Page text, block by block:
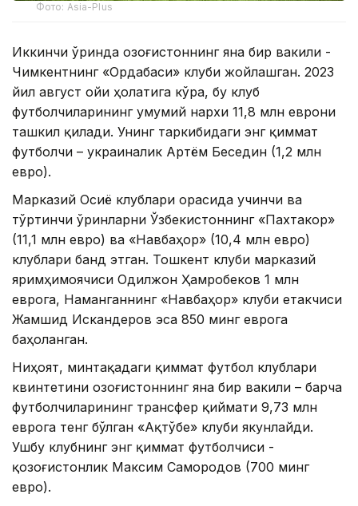
Фото: Asia-Plus
Иккинчи ўринда Қозоғистоннинг яна бир вакили -
Чимкентнинг «Ордабаси» клуби жойлашган. 2023
йил август ойи ҳолатига кўра, бу клуб
футболчиларининг умумий нархи 11,8 млн еврони
ташкил қилади. Унинг таркибидаги энг қиммат
футболчи – украиналик Артём Беседин (1,2 млн
евро).
Марказий Осиё клублари орасида учинчи ва
тўртинчи ўринларни Ўзбекистоннинг «Пахтакор»
(11,1 млн евро) ва «Навбаҳор» (10,4 млн евро)
клублари банд этган. Тошкент клуби марказий
яримҳимоячиси Одилжон Ҳамробеков 1 млн
еврога, Наманганнинг «Навбаҳор» клуби етакчиси
Жамшид Искандеров эса 850 минг еврога
баҳоланган.
Ниҳоят, минтақадаги қиммат футбол клублари
квинтетини Қозоғистоннинг яна бир вакили – барча
футболчиларининг трансфер қиймати 9,73 млн
еврога тенг бўлган «Ақтўбе» клуби якунлайди.
Ушбу клубнинг энг қиммат футболчиси -
қозоғистонлик Максим Самородов (700 минг
евро).